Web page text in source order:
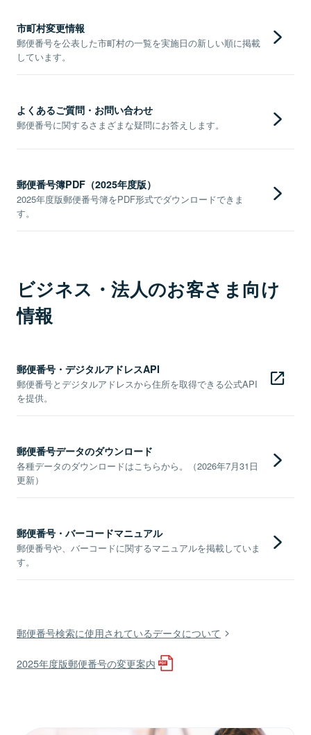
市町村変更情報
郵便番号を公表した市町村の一覧を実施日の新しい順に掲載
しています。
よくあるご質問・お問い合わせ
郵便番号に関するさまざまな疑問にお答えします。
郵便番号簿PDF（2025年度版）
2025年度版郵便番号簿をPDF形式でダウンロードできま
す。
ビジネス・法人のお客さま向け
情報
郵便番号・デジタルアドレスAPI
郵便番号とデジタルアドレスから住所を取得できる公式API
を提供。
郵便番号データのダウンロード
各種データのダウンロードはこちらから。（2026年7月31日
更新）
郵便番号・バーコードマニュアル
郵便番号や、バーコードに関するマニュアルを掲載していま
す。
郵便番号検索に使用されているデータについて
2025年度版郵便番号の変更案内